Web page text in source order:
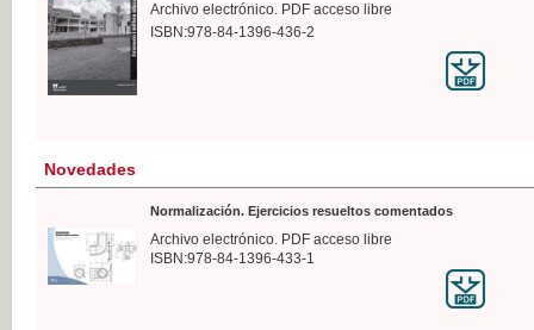
Archivo electrónico. PDF acceso libre
ISBN:978-84-1396-436-2
Novedades
Normalización. Ejercicios resueltos comentados
Archivo electrónico. PDF acceso libre
ISBN:978-84-1396-433-1